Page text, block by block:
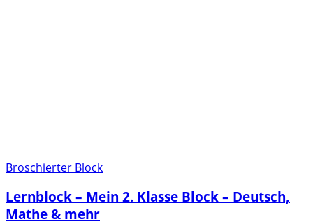
Broschierter Block
Lernblock – Mein 2. Klasse Block – Deutsch,
Mathe & mehr